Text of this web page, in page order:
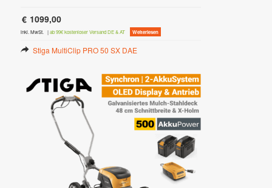
€ 1099,00
inkl. MwSt. |ab 99€ kostenloser Versand DE & AT Weiterlesen
Stiga MultiClip PRO 50 SX DAE